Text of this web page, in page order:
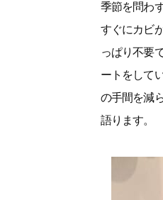
季節を問わ
すぐにカビ
っぱり不要
ートをして
の手間を減
語ります。